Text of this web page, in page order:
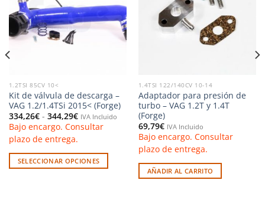
lista de
deseos
1.2TSI 85CV 10<
Kit de válvula de descarga –
VAG 1.2/1.4TSi 2015< (Forge)
334,26€ - 344,29€Rango
de
precios:
desde
334,26€
hasta
344,29€
IVA Incluido
Bajo encargo. Consultar
plazo de entrega.
SELECCIONAR OPCIONES
1.4TSI 122/140CV 10-14
Adaptador para presión de
turbo – VAG 1.2T y 1.4T
(Forge)
69,79€ IVA Incluido
Bajo encargo. Consultar
plazo de entrega.
AÑADIR AL CARRITO